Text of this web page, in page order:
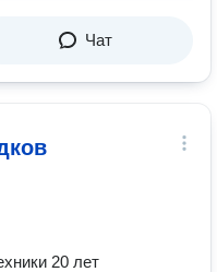
Чат
20 лет